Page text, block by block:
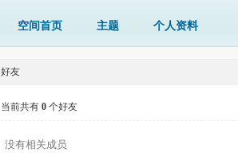
空间首页 主题 个人资料
好友
当前共有 0 个好友
没有相关成员